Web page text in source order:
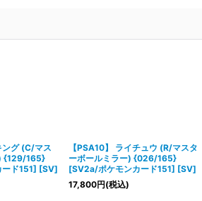
ング (C/マス
{129/165}
ド151] [SV]
【PSA10】 ライチュウ (R/マスタ
ーボールミラー) {026/165}
[SV2a/ポケモンカード151] [SV]
17,800円(税込)